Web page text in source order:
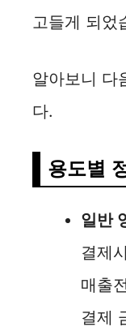
고들게 되었
알아보니 다
다.
용도별
일반
결제
매출
결제